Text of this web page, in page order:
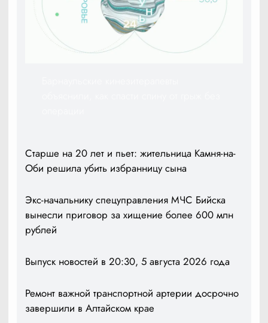
Старше на 20 лет и пьет: жительница Камня-на-
Оби решила убить избранницу сына
Экс-начальнику спецуправления МЧС Бийска
вынесли приговор за хищение более 600 млн
рублей
Выпуск новостей в 20:30, 5 августа 2026 года
Ремонт важной транспортной артерии досрочно
завершили в Алтайском крае